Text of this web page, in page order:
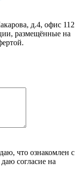
д.4, офис 112
размещённые на
что ознакомлен с
согласие на